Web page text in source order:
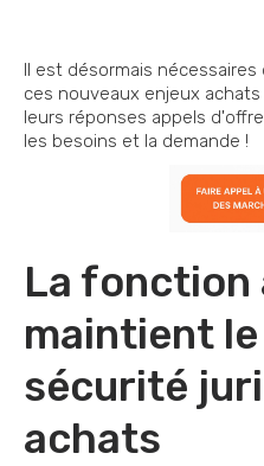
Il est désormais
ces nouveaux enjeux
leurs réponses appels
les besoins et la demande !
La fonction
maintient
sécurité
achats